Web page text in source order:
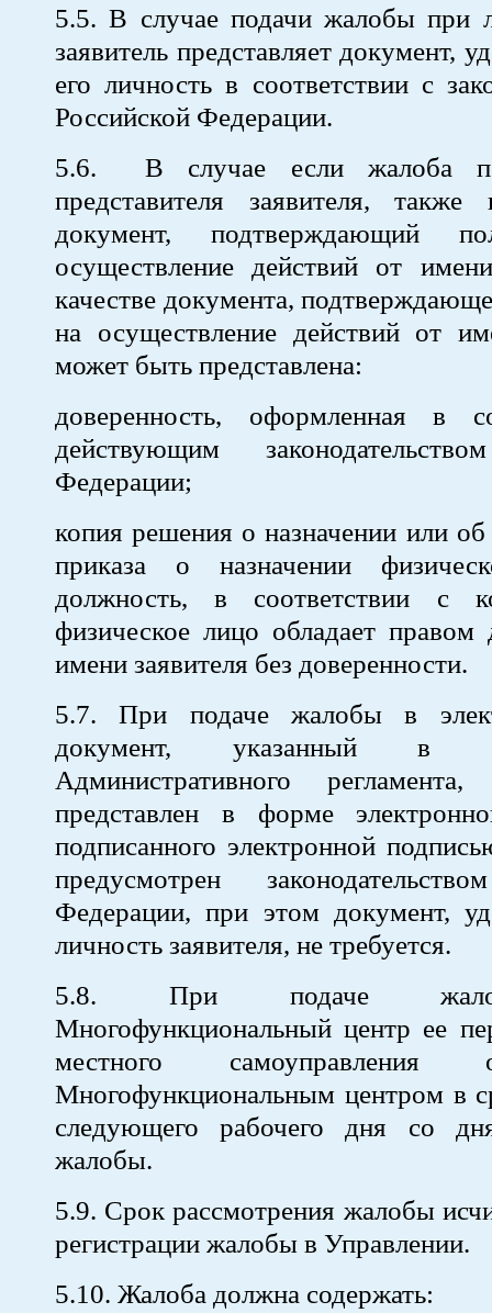
5.5. В случае подачи жалобы при
заявитель представляет документ,
его личность в соответствии с
Российской Федерации.
5.6. В случае если жалоба
представителя заявителя, также
документ, подтверждающий
осуществление действий от
качестве документа,
на осуществление действий от
может быть представлена:
доверенность, оформленная в
действующим
Федерации;
копия решения о назначении или
приказа о назначении
должность, в соответствии с
физическое лицо обладает правом
имени заявителя без доверенности.
5.7. При подаче жалобы в
документ, указанный в
Административного
представлен в форме
подписанного электронной
предусмотрен
Федерации, при этом документ,
личность заявителя, не требуется.
5.8. При подаче
Многофункциональный центр ее
местного самоуправления
Многофункциональным центром в
следующего рабочего дня со
жалобы.
5.9. Срок рассмотрения жалобы
регистрации жалобы в Управлении.
5.10. Жалоба должна содержать: